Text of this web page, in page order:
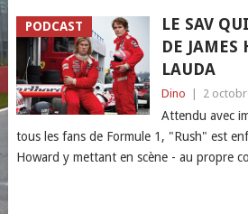
PODCAST
LE SAV
DE
LAUDA
Dino 2
Attendu avec
tous les fans de Formule 1, "Rush" est
Howard y mettant en scène - au propre